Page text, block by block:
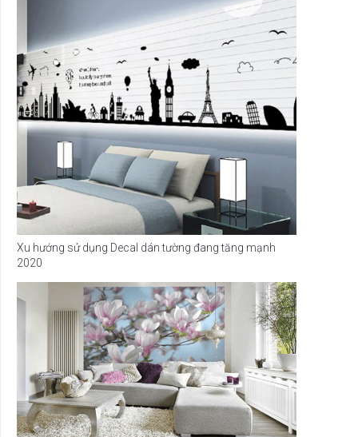
Xu hướng sử dụng Decal dán tường đang tăng mạnh
2020